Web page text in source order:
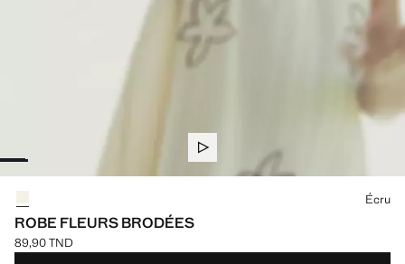
ROBE FLEURS BRODÉES
Prix actuel [89,90 TND ]
89,90 TND
Écru